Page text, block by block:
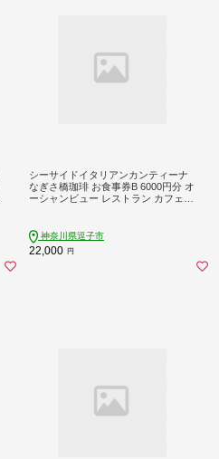
シーサイドイタリアンカンティーナ
なぎさ橋珈琲 お食事券B 6000円分 オ
ーシャンビュー レストラン カフェ
神奈川県逗子市
22,000 円